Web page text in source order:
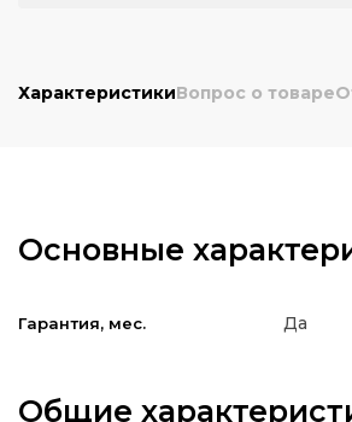
ХарактеристикиВопрос о товаре
Основные
Гарантия, мес. Да
Общие